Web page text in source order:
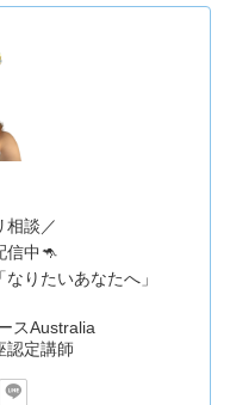
相談／
信中🦘
りたいあなたへ」
スAustralia
認定講師